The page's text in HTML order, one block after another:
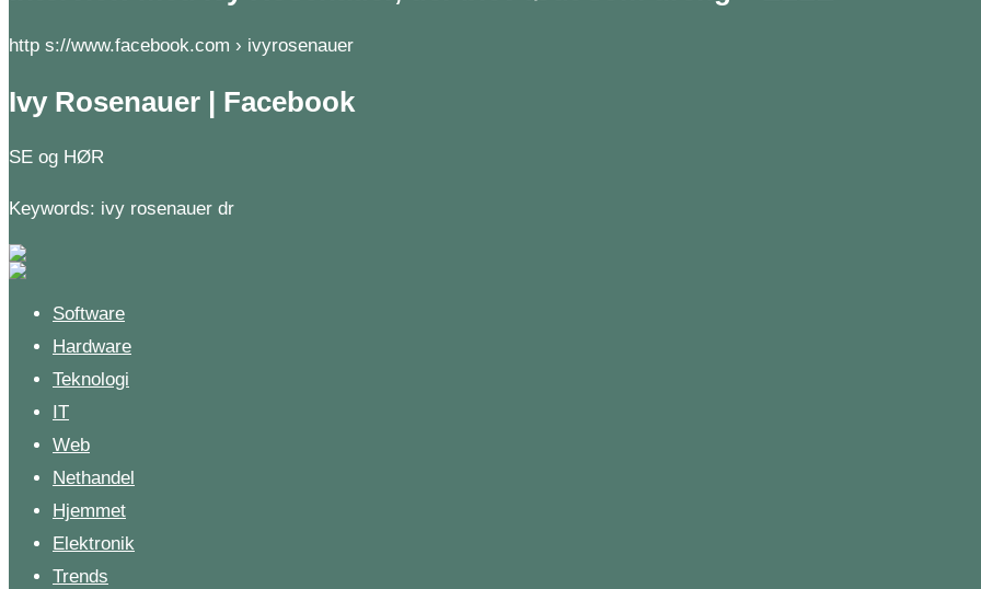
http s://www.facebook.com › ivyrosenauer
Ivy Rosenauer | Facebook
SE og HØR
Keywords: ivy rosenauer dr
Software
Hardware
Teknologi
IT
Web
Nethandel
Hjemmet
Elektronik
Trends